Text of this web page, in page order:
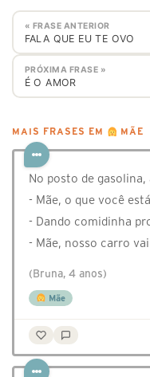
« FRASE ANTERIOR
FALA QUE EU TE OVO
PRÓXIMA FRASE »
É O AMOR
MAIS FRASES EM MÃE
No posto de
- Mãe, o que você
- Dando comidinha
- Mãe, nosso carro
(Bruna, 4 anos)
Mãe